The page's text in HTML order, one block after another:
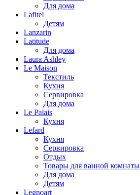
Для дома
Lafitel
Детям
Lanzarin
Latitude
Для дома
Laura Ashley
Le Maison
Текстиль
Кухня
Сервировка
Для дома
Le Palais
Кухня
Lefard
Кухня
Сервировка
Отдых
Товары для ванной комнаты
Для дома
Детям
Legnoart